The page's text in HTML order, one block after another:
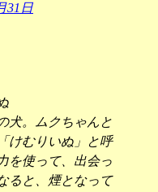
31日
犬。ムクちゃんと
けむりいぬ」と呼
を使って、出会っ
ると、煙となって